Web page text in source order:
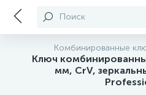
Поиск
Комбинированные
Ключ
мм, CrV,